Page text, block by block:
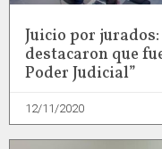
Juicio por
destacaron que
Poder Judicial”
12/11/2020